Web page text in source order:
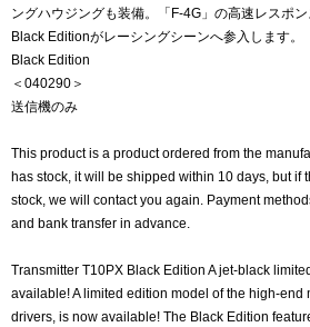
ングハウジングも装備。「F-4G」の高速レスポン
Black Editionがレーシングシーンへ参入します。
Black Edition
＜040290＞
送信機のみ
This product is a product ordered from the
has stock, it will be shipped within 10 days, but if
stock, we will contact you again. Payment
and bank transfer in advance.
Transmitter T10PX Black Edition A jet-black
available! A limited edition model of the high-end
drivers, is now available! The Black Edition